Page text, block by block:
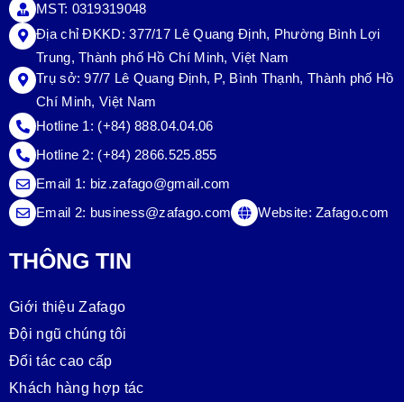
MST: 0319319048
Địa chỉ ĐKKD: 377/17 Lê Quang Định, Phường Bình Lợi
Trung, Thành phố Hồ Chí Minh, Việt Nam
Trụ sở:97/7 Lê Quang Định, P, Bình Thạnh, Thành phố Hồ
Chí Minh, Việt Nam
Hotline 1: (+84) 888.04.04.06
Hotline 2: (+84) 2866.525.855
Email 1: biz.zafago@gmail.com
Email 2: business@zafago.com Website:Zafago.com
THÔNG TIN
Giới thiệu Zafago
Đội ngũ chúng tôi
Đối tác cao cấp
Khách hàng hợp tác